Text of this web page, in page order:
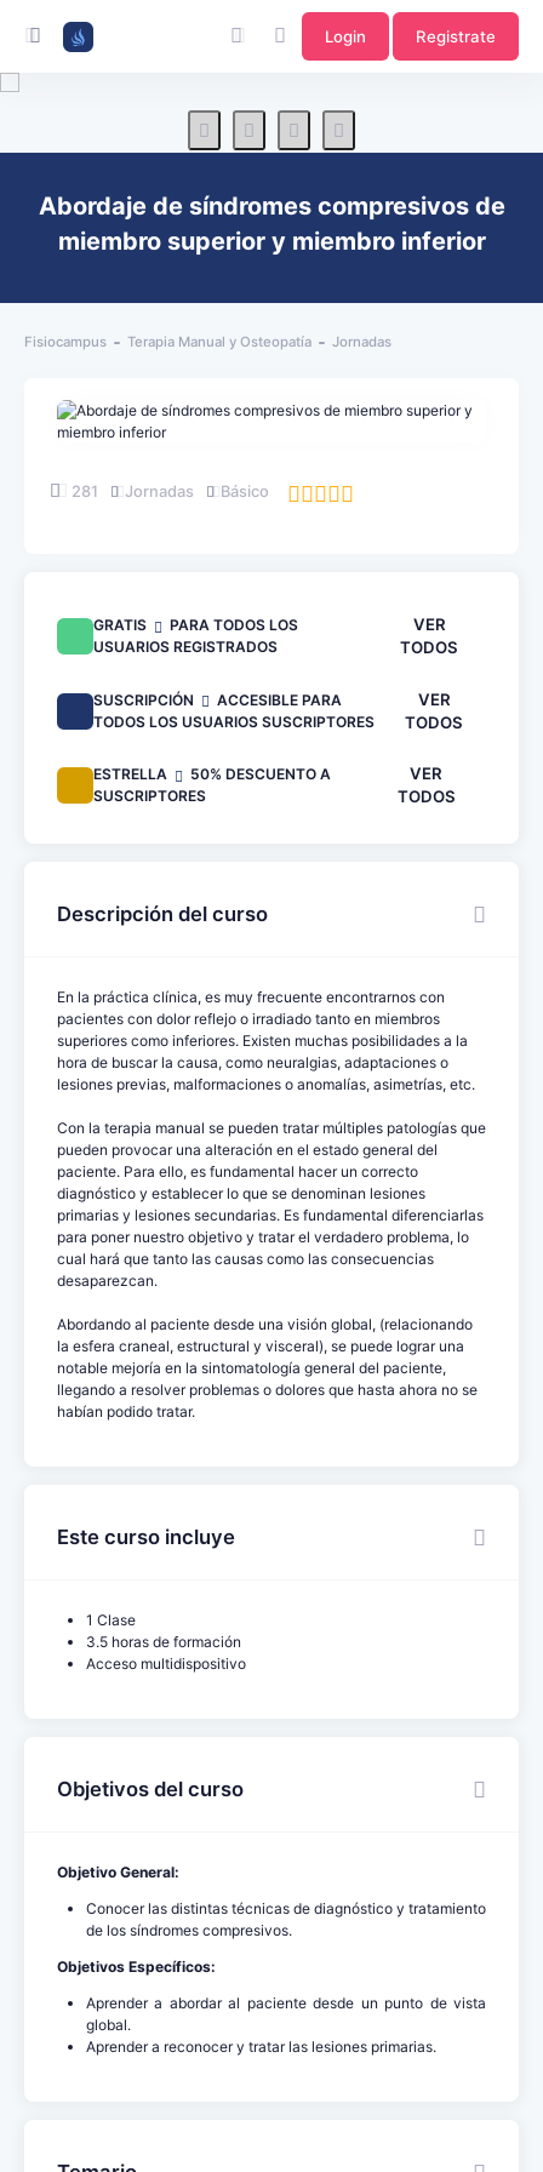
Login Registrate
Abordaje de síndromes compresivos de
miembro superior y miembro inferior
Fisiocampus Terapia Manual y Osteopatía Jornadas
281 Jornadas Básico
GRATIS
PARA TODOS LOS
USUARIOS REGISTRADOS
VER
TODOS
SUSCRIPCIÓN
ACCESIBLE PARA
TODOS LOS USUARIOS SUSCRIPTORES
VER
TODOS
ESTRELLA
50% DESCUENTO A
SUSCRIPTORES
VER
TODOS
Descripción del curso
En la práctica clínica, es muy frecuente encontrarnos con
pacientes con dolor reflejo o irradiado tanto en miembros
superiores como inferiores. Existen muchas posibilidades a la
hora de buscar la causa, como neuralgias, adaptaciones o
lesiones previas, malformaciones o anomalías, asimetrías, etc.
Con la terapia manual se pueden tratar múltiples patologías que
pueden provocar una alteración en el estado general del
paciente. Para ello, es fundamental hacer un correcto
diagnóstico y establecer lo que se denominan lesiones
primarias y lesiones secundarias. Es fundamental diferenciarlas
para poner nuestro objetivo y tratar el verdadero problema, lo
cual hará que tanto las causas como las consecuencias
desaparezcan.
Abordando al paciente desde una visión global, (relacionando
la esfera craneal, estructural y visceral), se puede lograr una
notable mejoría en la sintomatología general del paciente,
llegando a resolver problemas o dolores que hasta ahora no se
habían podido tratar.
Este curso incluye
1 Clase
3.5 horas de formación
Acceso multidispositivo
Objetivos del curso
Objetivo General:
Conocer las distintas técnicas de diagnóstico y tratamiento
de los síndromes compresivos.
Objetivos Específicos:
Aprender a abordar al paciente desde un punto de vista
global.
Aprender a reconocer y tratar las lesiones primarias.